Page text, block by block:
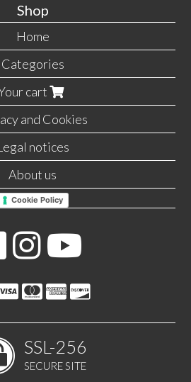
Shop
Home
Categories
cart
and Cookies
notices
About us
Cookie Policy
SSL-256
SECURE SITE